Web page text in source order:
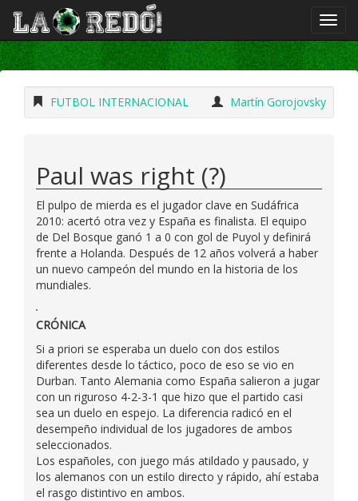
FUTBOL INTERNACIONAL Martín Gorojovsky
Paul was right (?)
El pulpo de mierda es el jugador clave en Sudáfrica
2010: acertó otra vez y España es finalista. El equipo
de Del Bosque ganó 1 a 0 con gol de Puyol y definirá
frente a Holanda. Después de 12 años volverá a haber
un nuevo campeón del mundo en la historia de los
mundiales.
CRÓNICA
Si a priori se esperaba un duelo con dos estilos
diferentes desde lo táctico, poco de eso se vio en
Durban. Tanto Alemania como España salieron a jugar
con un riguroso 4-2-3-1 que hizo que el partido casi
sea un duelo en espejo. La diferencia radicó en el
desempeño individual de los jugadores de ambos
seleccionados.
Los españoles, con juego más atildado y pausado, y
los alemanos con un estilo directo y rápido, ahí estaba
el rasgo distintivo en ambos.